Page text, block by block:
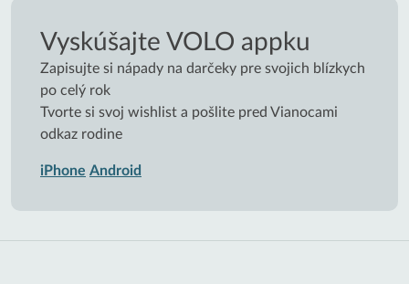
Vyskúšajte VOLO appku
Zapisujte si nápady na darčeky pre svojich blízkych
po celý rok
Tvorte si svoj wishlist a pošlite pred Vianocami
odkaz rodine
iPhone Android